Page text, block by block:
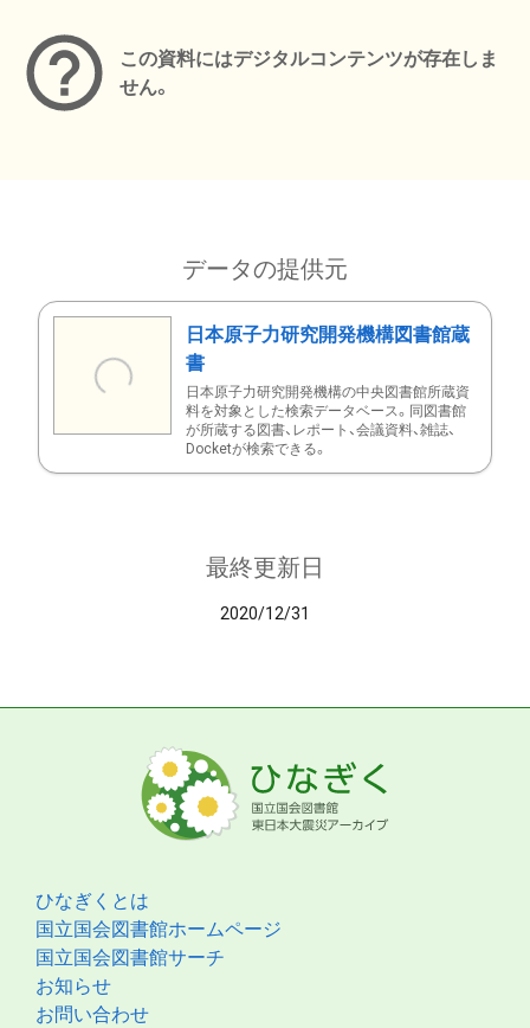
この資料にはデジタルコンテンツが存在しま
せん。
データの提供元
日本原子力研究開発機構図書館蔵
書
日本原子力研究開発機構の中央図書館所蔵資
料を対象とした検索データベース。同図書館
が所蔵する図書、レポート、会議資料、雑誌、
Docketが検索できる。
最終更新日
2020/12/31
ひなぎくとは
国立国会図書館ホームページ
国立国会図書館サーチ
お知らせ
お問い合わせ